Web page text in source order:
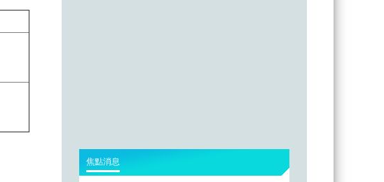
焦點消息